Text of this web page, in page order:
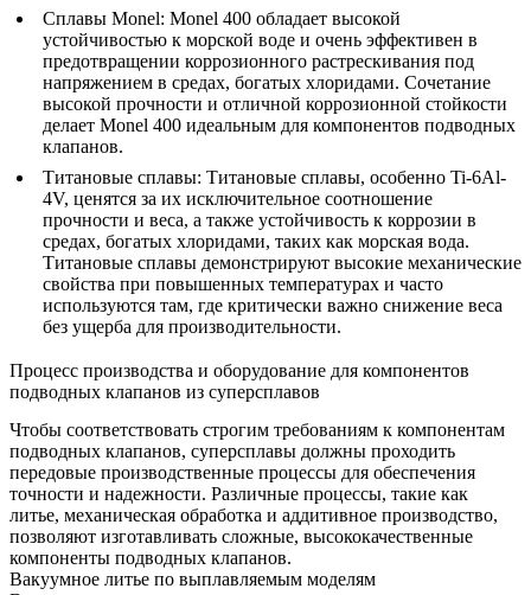
Сплавы Monel: Monel 400 обладает высокой
устойчивостью к морской воде и очень эффективен в
предотвращении коррозионного растрескивания под
напряжением в средах, богатых хлоридами. Сочетание
высокой прочности и отличной коррозионной стойкости
делает Monel 400 идеальным для компонентов подводных
клапанов.
Титановые сплавы: Титановые сплавы, особенно Ti-6Al-
4V, ценятся за их исключительное соотношение
прочности и веса, а также устойчивость к коррозии в
средах, богатых хлоридами, таких как морская вода.
Титановые сплавы демонстрируют высокие механические
свойства при повышенных температурах и часто
используются там, где критически важно снижение веса
без ущерба для производительности.
Процесс производства и оборудование для компонентов
подводных клапанов из суперсплавов
Чтобы соответствовать строгим требованиям к компонентам
подводных клапанов, суперсплавы должны проходить
передовые производственные процессы для обеспечения
точности и надежности. Различные процессы, такие как
литье, механическая обработка и аддитивное производство,
позволяют изготавливать сложные, высококачественные
компоненты подводных клапанов.
Вакуумное литье по выплавляемым моделям